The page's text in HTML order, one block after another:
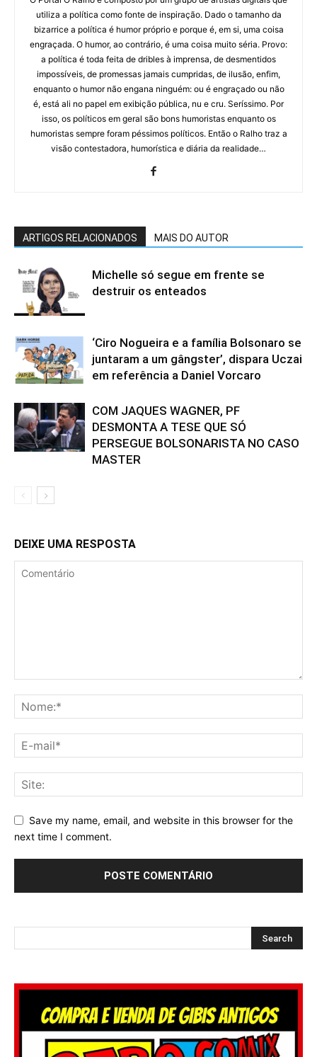
utiliza a política como fonte de inspiração. Dado o tamanho da
bizarrice a política é humor próprio e porque é, em si, uma coisa
engraçada. O humor, ao contrário, é uma coisa muito séria. Provo:
a política é toda feita de dribles à imprensa, de desmentidos
impossíveis, de promessas jamais cumpridas, de ilusão, enfim,
enquanto o humor não engana ninguém: ou é engraçado ou não
é, está ali no papel em exibição pública, nu e cru. Seríssimo. Por
isso, os políticos em geral são bons humoristas enquanto os
humoristas sempre foram péssimos políticos. Então o Ralho traz a
visão contestadora, humorística e diária da realidade…
ARTIGOS RELACIONADOS MAIS DO AUTOR
Michelle só segue em frente se
destruir os enteados
‘Ciro Nogueira e a família Bolsonaro se
juntaram a um gângster’, dispara Uczai
em referência a Daniel Vorcaro
COM JAQUES WAGNER, PF
DESMONTA A TESE QUE SÓ
PERSEGUE BOLSONARISTA NO CASO
MASTER
DEIXE UMA RESPOSTA
Save my name, email, and website in this browser for the
next time I comment.